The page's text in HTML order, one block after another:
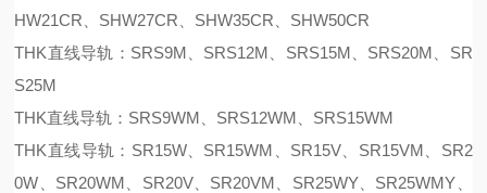
HW21CR、SHW27CR、SHW35CR、SHW50CR
THK直线导轨：SRS9M、SRS12M、SRS15M、SRS20M、SR
S25M
THK直线导轨：SRS9WM、SRS12WM、SRS15WM
THK直线导轨：SR15W、SR15WM、SR15V、SR15VM、SR2
0W、SR20WM、SR20V、SR20VM、SR25WY、SR25WMY、